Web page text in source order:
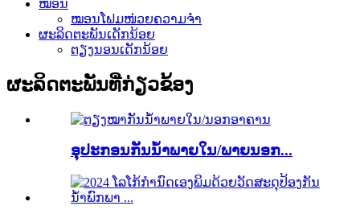
ໝອນ
ໝອນໂຟມໜ່ວຍຄວາມຈຳ
ຜະລິດຕະພັນເດັກນ້ອຍ
ຕຽງນອນເດັກນ້ອຍ
ຜະລິດຕະພັນທີ່ກ່ຽວຂ້ອງ
ອຸປະກອນກັນນ້ຳພາຍໃນ/ພາຍນອກ...